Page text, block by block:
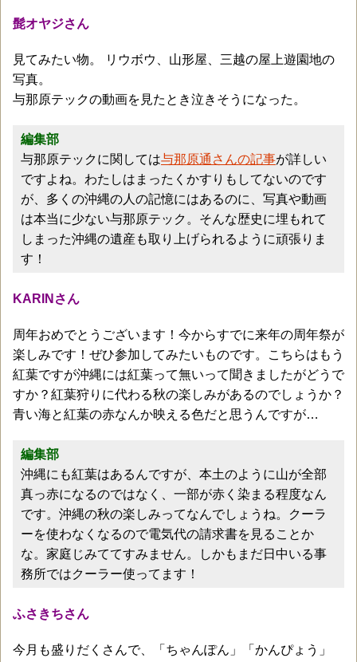
髭オヤジさん
見てみたい物。 リウボウ、山形屋、三越の屋上遊園地の
写真。
与那原テックの動画を見たとき泣きそうになった。
編集部
与那原テックに関しては与那原通さんの記事が詳しい
ですよね。わたしはまったくかすりもしてないのです
が、多くの沖縄の人の記憶にはあるのに、写真や動画
は本当に少ない与那原テック。そんな歴史に埋もれて
しまった沖縄の遺産も取り上げられるように頑張りま
す！
KARINさん
周年おめでとうございます！今からすでに来年の周年祭が
楽しみです！ぜひ参加してみたいものです。こちらはもう
紅葉ですが沖縄には紅葉って無いって聞きましたがどうで
すか？紅葉狩りに代わる秋の楽しみがあるのでしょうか？
青い海と紅葉の赤なんか映える色だと思うんですが…
編集部
沖縄にも紅葉はあるんですが、本土のように山が全部
真っ赤になるのではなく、一部が赤く染まる程度なん
です。沖縄の秋の楽しみってなんでしょうね。クーラ
ーを使わなくなるので電気代の請求書を見ることか
な。家庭じみててすみません。しかもまだ日中いる事
務所ではクーラー使ってます！
ふさきちさん
今月も盛りだくさんで、「ちゃんぽん」「かんぴょう」